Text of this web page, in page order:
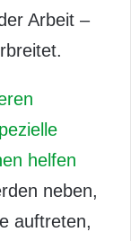
Arbeit –
helfen
neben,
auftreten,